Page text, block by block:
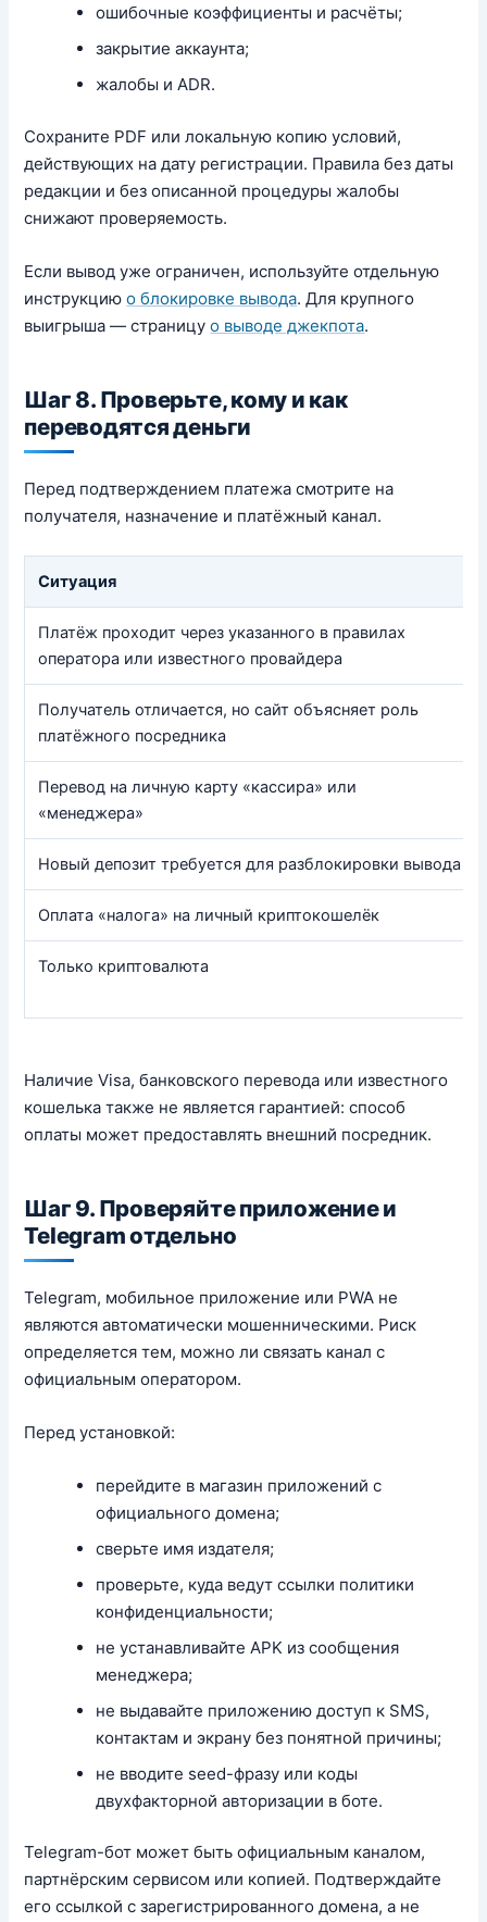
ошибочные коэффициенты и расчёты;
закрытие аккаунта;
жалобы и ADR.
Сохраните PDF или локальную копию условий,
действующих на дату регистрации. Правила без даты
редакции и без описанной процедуры жалобы
снижают проверяемость.
Если вывод уже ограничен, используйте отдельную
инструкциюо блокировке вывода. Для крупного
выигрыша — страницуо выводе джекпота.
Шаг 8. Проверьте, кому и как
переводятся деньги
Перед подтверждением платежа смотрите на
получателя, назначение и платёжный канал.
Ситуация
Платёж проходит через указанного в правилах
оператора или известного провайдера
Получатель отличается, но сайт объясняет роль
платёжного посредника
Перевод на личную карту «кассира» или
«менеджера»
Новый депозит требуется для разблокировки вывода
Оплата «налога» на личный криптокошелёк
Только криптовалюта
Наличие Visa, банковского перевода или известного
кошелька также не является гарантией: способ
оплаты может предоставлять внешний посредник.
Шаг 9. Проверяйте приложение и
Telegram отдельно
Telegram, мобильное приложение или PWA не
являются автоматически мошенническими. Риск
определяется тем, можно ли связать канал с
официальным оператором.
Перед установкой:
перейдите в магазин приложений с
официального домена;
сверьте имя издателя;
проверьте, куда ведут ссылки политики
конфиденциальности;
не устанавливайте APK из сообщения
менеджера;
не выдавайте приложению доступ к SMS,
контактам и экрану без понятной причины;
не вводите seed-фразу или коды
двухфакторной авторизации в боте.
Telegram-бот может быть официальным каналом,
партнёрским сервисом или копией. Подтверждайте
его ссылкой с зарегистрированного домена, а не